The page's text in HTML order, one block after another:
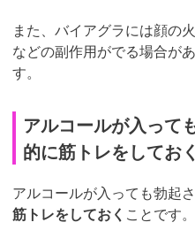
また、バイアグラには顔の
などの副作用がでる場合が
す。
アルコールが入って
的に筋トレをしておく
アルコールが入っても勃起
筋トレをしておく ことです。